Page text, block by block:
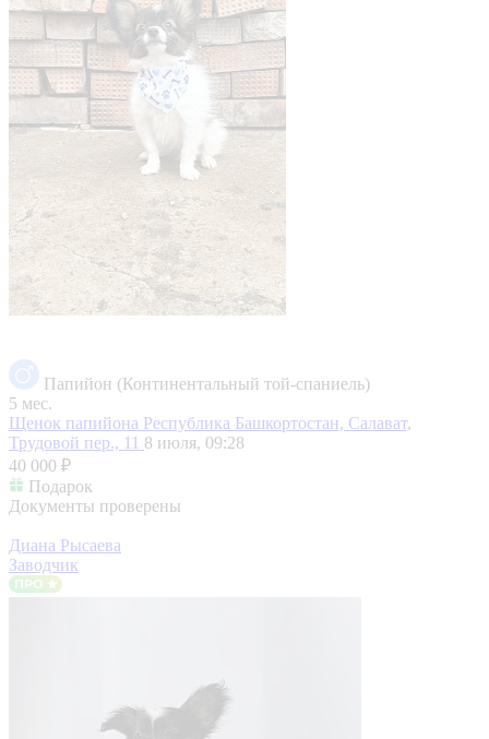
Папийон (Континентальный той-спаниель)
5 мес.
Щенок папийона Республика Башкортостан, Салават,
Трудовой пер., 11 8 июля, 09:28
40 000 ₽
Подарок
Документы проверены
Диана Рысаева
Заводчик